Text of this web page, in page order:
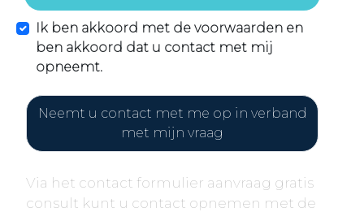
Ik ben akkoord met de voorwaarden en
ben akkoord dat u contact met mij
opneemt.
Neemt u contact met me op in verband
met mijn vraag
Via het contact formulier aanvraag gratis
consult kunt u contact opnemen met de